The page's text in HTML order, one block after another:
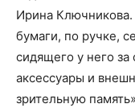
Ирина
бумаги, по ручке,
сидящего у него
аксессуары и
зрительную